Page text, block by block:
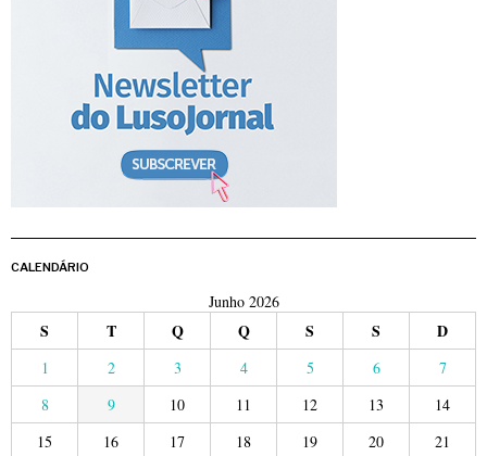
CALENDÁRIO
Junho 2026
S T Q Q S S D
1 2 3 4 5 6
7
8
9 10 11 12 13
14
15
16 17 18 19 20 21